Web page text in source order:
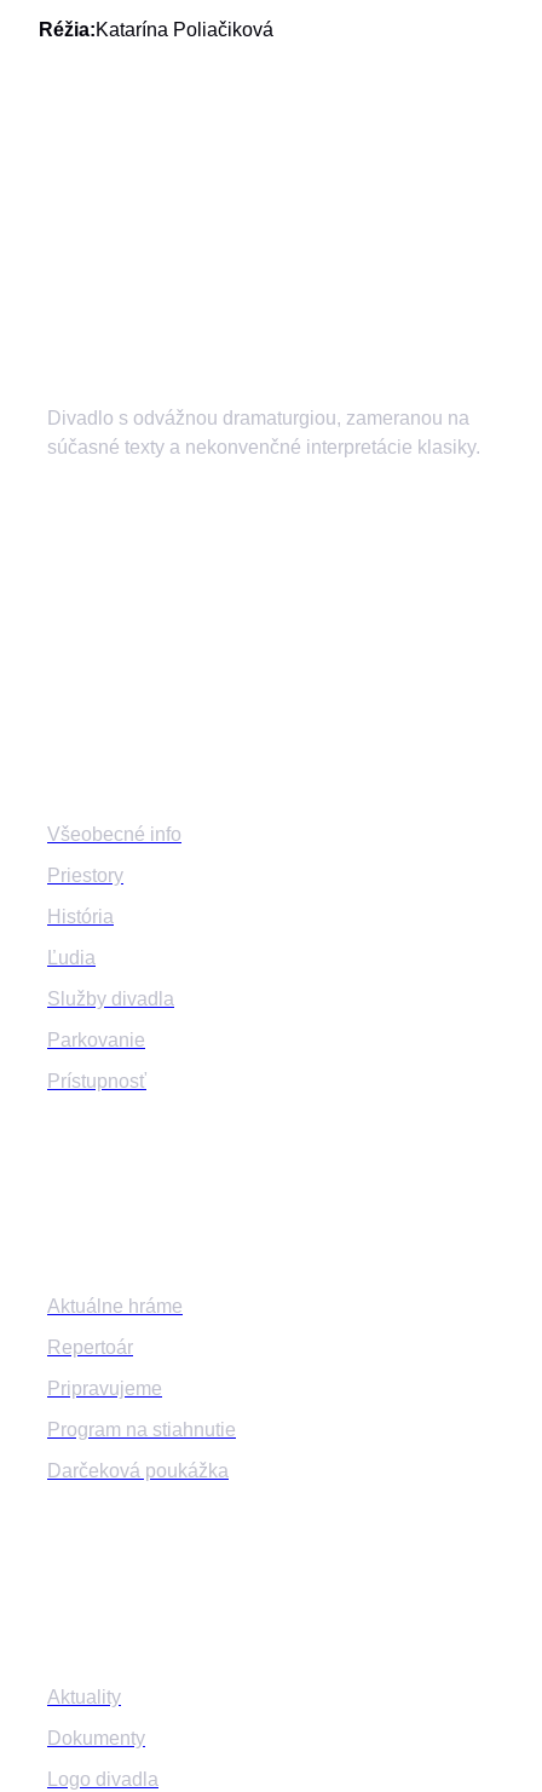
Réžia:Katarína Poliačiková
Divadlo s odvážnou dramaturgiou, zameranou na
súčasné texty a nekonvenčné interpretácie klasiky.
Všeobecné info
Priestory
História
Ľudia
Služby divadla
Parkovanie
Prístupnosť
Aktuálne hráme
Repertoár
Pripravujeme
Program na stiahnutie
Darčeková poukážka
Aktuality
Dokumenty
Logo divadla